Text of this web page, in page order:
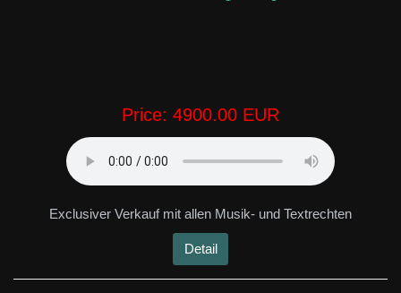
Price: 4900.00 EUR
Exclusiver Verkauf mit allen Musik- und Textrechten
Detail